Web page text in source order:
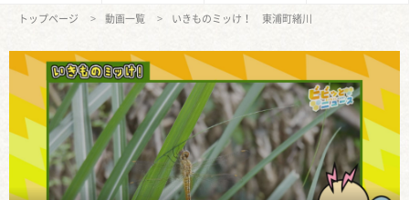
トップページ 動画一覧 いきものミッけ！ 東浦町緒川